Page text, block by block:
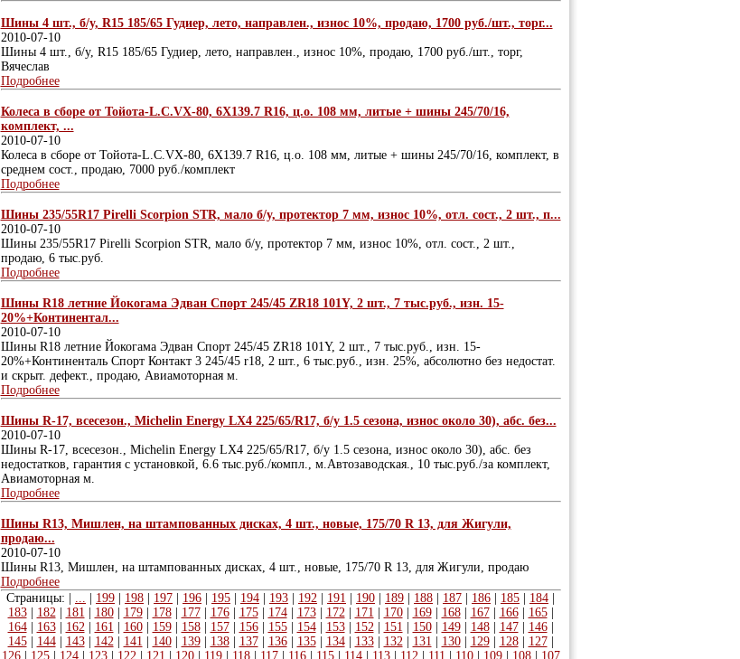
Шины 4 шт., б/у, R15 185/65 Гудиер, лето, направлен., износ 10%, продаю, 1700 руб./шт., торг...
2010-07-10
Шины 4 шт., б/у, R15 185/65 Гудиер, лето, направлен., износ 10%, продаю, 1700 руб./шт., торг,
Вячеслав
Подробнее
Колеса в сборе от Тойота-L.C.VX-80, 6Х139.7 R16, ц.о. 108 мм, литые + шины 245/70/16,
комплект, ...
2010-07-10
Колеса в сборе от Тойота-L.C.VX-80, 6Х139.7 R16, ц.о. 108 мм, литые + шины 245/70/16, комплект, в
среднем сост., продаю, 7000 руб./комплект
Подробнее
Шины 235/55R17 Pirelli Scorpion STR, мало б/у, протектор 7 мм, износ 10%, отл. сост., 2 шт., п...
2010-07-10
Шины 235/55R17 Pirelli Scorpion STR, мало б/у, протектор 7 мм, износ 10%, отл. сост., 2 шт.,
продаю, 6 тыс.руб.
Подробнее
Шины R18 летние Йокогама Эдван Спорт 245/45 ZR18 101Y, 2 шт., 7 тыс.руб., изн. 15-
20%+Континентал...
2010-07-10
Шины R18 летние Йокогама Эдван Спорт 245/45 ZR18 101Y, 2 шт., 7 тыс.руб., изн. 15-
20%+Континенталь Спорт Контакт 3 245/45 r18, 2 шт., 6 тыс.руб., изн. 25%, абсолютно без недостат.
и скрыт. дефект., продаю, Авиамоторная м.
Подробнее
Шины R-17, всесезон., Michelin Energy LX4 225/65/R17, б/у 1.5 сезона, износ около 30), абс. без...
2010-07-10
Шины R-17, всесезон., Michelin Energy LX4 225/65/R17, б/у 1.5 сезона, износ около 30), абс. без
недостатков, гарантия с установкой, 6.6 тыс.руб./компл., м.Автозаводская., 10 тыс.руб./за комплект,
Авиамоторная м.
Подробнее
Шины R13, Мишлен, на штампованных дисках, 4 шт., новые, 175/70 R 13, для Жигули,
продаю...
2010-07-10
Шины R13, Мишлен, на штампованных дисках, 4 шт., новые, 175/70 R 13, для Жигули, продаю
Подробнее
Страницы: | ... 199 198 197 196 195 194 193 192 191 190 189 188 187 186 185 184
183| 182| 181 180| 179| 178| 177| 176| 175| 174| 173| 172| 171 170| 169| 168| 167| 166| 165|
164| 163| 162| 161 160| 159| 158| 157| 156| 155| 154| 153| 152| 151 150| 149| 148| 147| 146|
145| 144| 143| 142| 141 140| 139| 138| 137| 136| 135| 134| 133| 132| 131 130| 129| 128| 127|
126| 125| 124| 123| 122 121 120| 119| 118| 117| 116| 115| 114| 113| 112 111 110| 109| 108| 107